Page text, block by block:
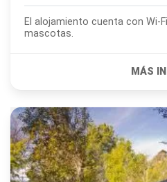
El alojamiento cuenta con Wi-Fi gratis y acepta
mascotas.